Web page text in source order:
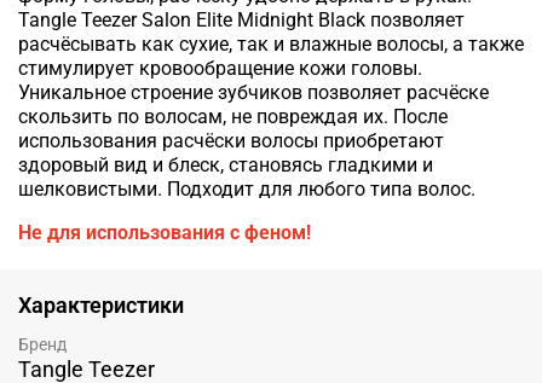
Tangle Teezer Salon Elite Midnight Black позволяет
расчёсывать как сухие, так и влажные волосы, а также
стимулирует кровообращение кожи головы.
Уникальное строение зубчиков позволяет расчёске
скользить по волосам, не повреждая их. После
использования расчёски волосы приобретают
здоровый вид и блеск, становясь гладкими и
шелковистыми. Подходит для любого типа волос.
Не для использования с феном!
Характеристики
Бренд
Tangle Teezer